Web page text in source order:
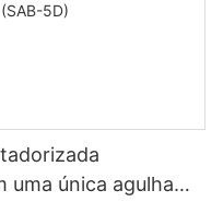
uma única agulha